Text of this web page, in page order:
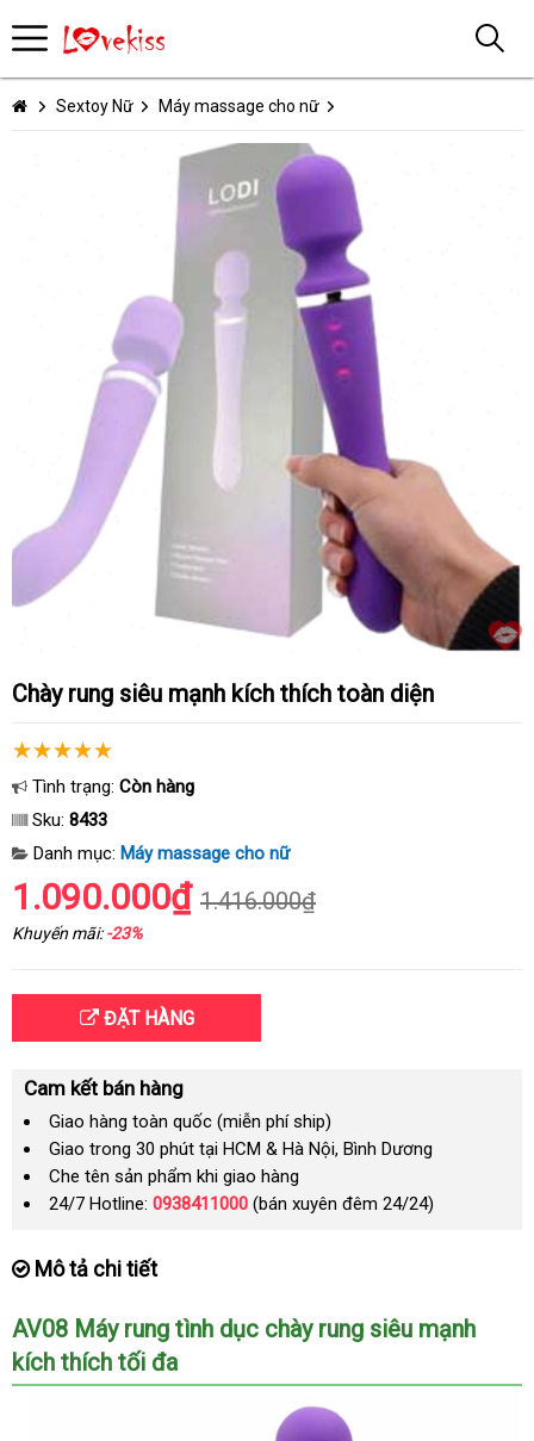
Sextoy Nữ Máy massage cho nữ
Chày rung siêu mạnh kích thích toàn diện
Tình trạng: Còn hàng
Sku: 8433
Danh mục: Máy massage cho nữ
1.090.000₫ 1.416.000₫
Khuyến mãi:-23%
ĐẶT HÀNG
Cam kết bán hàng
Giao hàng toàn quốc (miễn phí ship)
Giao trong 30 phút tại HCM & Hà Nội, Bình Dương
Che tên sản phẩm khi giao hàng
24/7 Hotline: 0938411000 (bán xuyên đêm 24/24)
Mô tả chi tiết
AV08 Máy rung tình dục chày rung siêu mạnh
kích thích tối đa